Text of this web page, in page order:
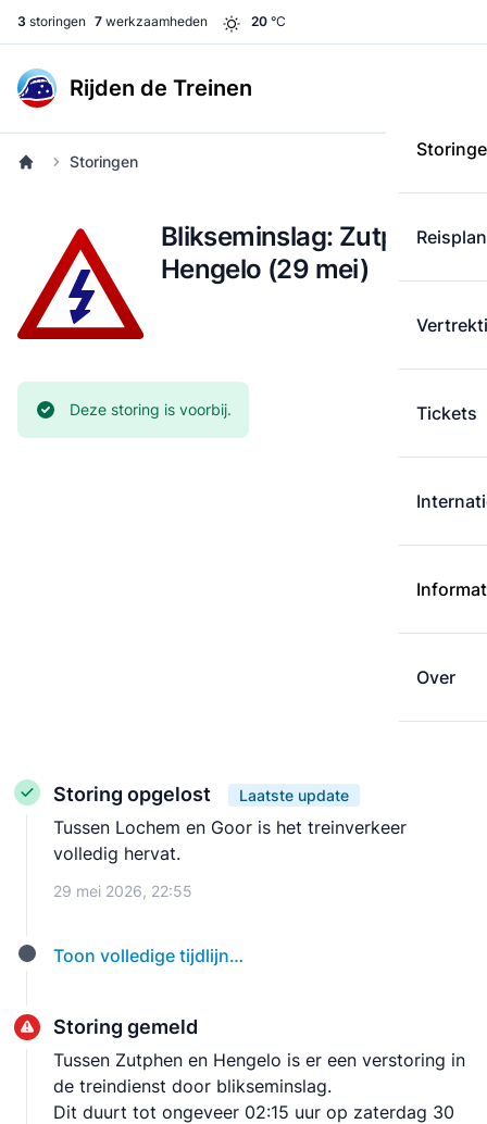
3 storingen 7 werkzaamheden 20 °C
Rijden de Treinen
Tickets
Over
Storingen
Blikseminslag: Zutphen -
Hengelo (29 mei)
Huidige status:
Deze storing is voorbij.
Storing opgelost Laatste update
Tussen Lochem en Goor is het treinverkeer
volledig hervat.
29 mei 2026, 22:55
Toon volledige tijdlijn…
Storing gemeld
Tussen Zutphen en Hengelo is er een verstoring in
de treindienst door blikseminslag.
Dit duurt tot ongeveer 02:15 uur op zaterdag 30